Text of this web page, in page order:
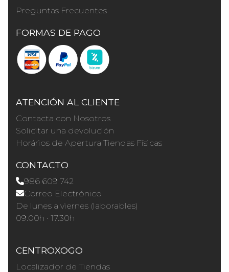
Preguntas Frecuentes
FORMAS DE PAGO
ATENCIÓN AL CLIENTE
Contacta con Nosotros
Solicitar una devolución
Horários de Apertura Tiendas Físicas
CONTACTO
986 609 742
Correo Electrónico
De lunes a viernes (laborables)
09.00h · 17.30h
CENTROXOGO
Localizador de Tiendas